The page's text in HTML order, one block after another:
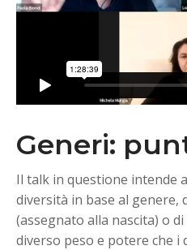
VIDEO
Generi:
Il talk in questione intende
diversità in base al genere,
(assegnato alla nascita) o
diverso peso e potere che i